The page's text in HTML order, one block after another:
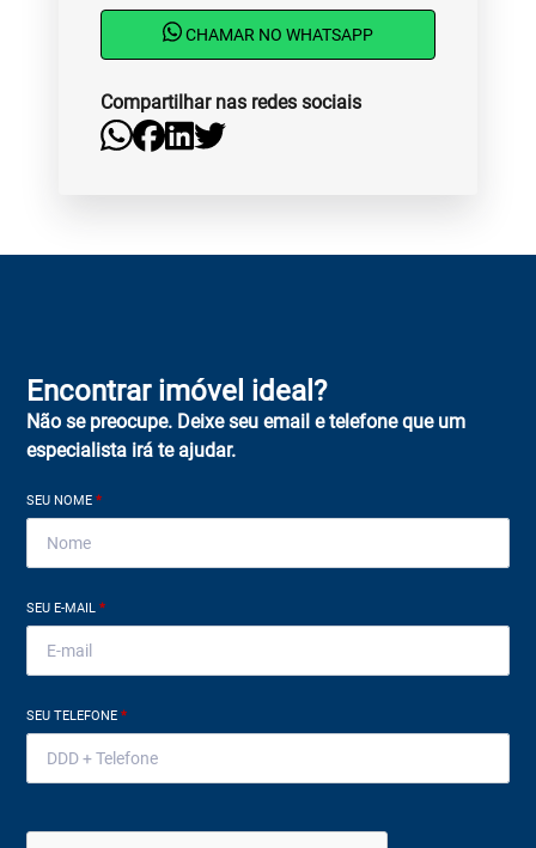
CHAMAR NO WHATSAPP
Compartilhar nas redes sociais
Encontrar imóvel ideal?
Não se preocupe. Deixe seu email e telefone que um
especialista irá te ajudar.
SEU NOME*
SEU E-MAIL*
SEU TELEFONE*